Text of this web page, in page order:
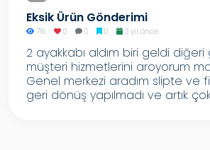
Eksik Ürün Gönderimi
716 0 0 0 3 yıl önce
2 ayakkabı aldım biri geldi
müşteri hizmetlerini aroyorum
Genel merkezi aradım slipte ve
geri dönüş yapılmadı ve artık çok